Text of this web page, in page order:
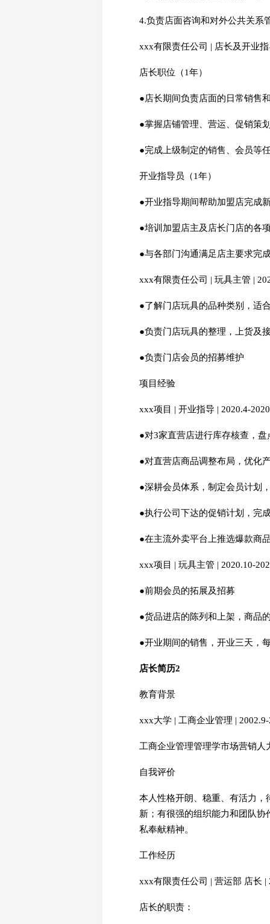
4.负责店面咨询和对外公共关系
xxx有限责任公司 | 店长及开业
店长职位（1年）
●店长期间负责店面的日常销售
●掌握店铺管理、营运、促销策
●完成上级制定的销售、会员等
开业指导员（1年）
●开业指导期间帮助加盟店完成
●培训加盟店主及店长门店的各
●与各部门沟通满足店主要求完
xxx有限责任公司 | 玩具主管 |
●了解门店玩具的品种类别，适
●负责门店玩具的整理，上货及
●负责门店会员的招募维护
项目经验
xxx项目 | 开业指导 | 2020.4-
●对3家直营店进行库存核查，盘
●对直营店商品调整布局，优化
●深耕会员体系，制定会员计划
●执行公司下达的促销计划，完
●在主流外卖平台上推选爆款商
xxx项目 | 玩具主管 | 2020.10-
●前期会员的拓展及招募
●货品进店的陈列和上架，商品
●开业期间的销售，开业三天，
店长简历2
教育背景
xxx大学 | 工商企业管理 |
工商企业管理管理学市场营销
自我评价
本人性格开朗、稳重、有活力
新；有很强的组织能力和团队
私奉献精神。
工作经历
xxx有限责任公司 | 营运部 店长 |
店长的职责：